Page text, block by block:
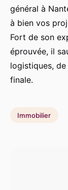
général à
à bien vos
Fort de son
éprouvée, il
logistiques,
finale.
Immobilier